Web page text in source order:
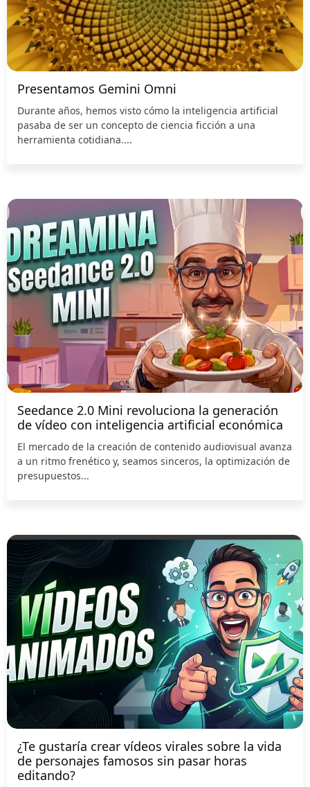
Presentamos Gemini Omni
Durante años, hemos visto cómo la inteligencia artificial
pasaba de ser un concepto de ciencia ficción a una
herramienta cotidiana....
Seedance 2.0 Mini revoluciona la generación
de vídeo con inteligencia artificial económica
El mercado de la creación de contenido audiovisual avanza
a un ritmo frenético y, seamos sinceros, la optimización de
presupuestos...
¿Te gustaría crear vídeos virales sobre la vida
de personajes famosos sin pasar horas
editando?